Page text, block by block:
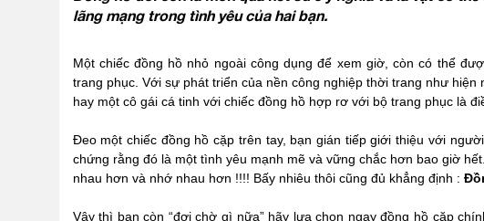
lãng mạng trong tình yêu của hai bạn.
Một chiếc đồng hồ nhỏ ngoài công dụng để xem giờ, còn có thể
trang phục. Với sự phát triển của nền công nghiệp thời trang như hiện
hay một cô gái cá tinh với chiếc đồng hồ hợp rơ với bộ trang phục là
Đeo một chiếc đồng hồ cặp trên tay, bạn gián tiếp giới thiệu với
chứng rằng đó là một tình yêu mạnh mẽ và vững chắc hơn bao giờ
nhau hơn và nhớ nhau hơn !!!! Bấy nhiêu thôi cũng đủ khẳng định :
Vậy thì bạn còn “đợi chờ gì nữa” hãy lựa chọn ngay đồng hồ cặp